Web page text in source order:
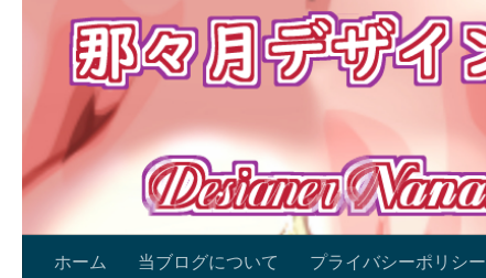
コンテンツへスキップ
ホーム 当ブログについて プライバシーポリシー